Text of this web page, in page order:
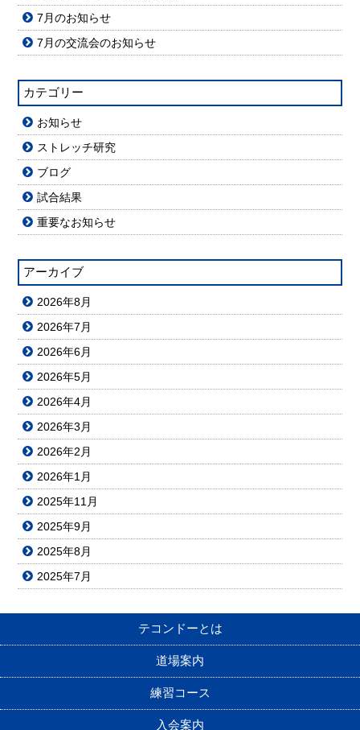
7月のお知らせ
7月の交流会のお知らせ
カテゴリー
お知らせ
ストレッチ研究
ブログ
試合結果
重要なお知らせ
アーカイブ
2026年8月
2026年7月
2026年6月
2026年5月
2026年4月
2026年3月
2026年2月
2026年1月
2025年11月
2025年9月
2025年8月
2025年7月
テコンドーとは
道場案内
練習コース
入会案内